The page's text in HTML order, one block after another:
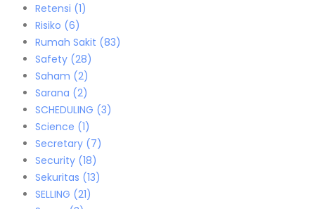
Retensi (1)
Risiko (6)
Rumah Sakit (83)
Safety (28)
Saham (2)
Sarana (2)
SCHEDULING (3)
Science (1)
Secretary (7)
Security (18)
Sekuritas (13)
SELLING (21)